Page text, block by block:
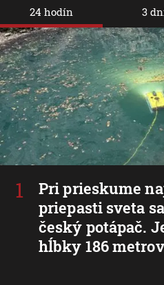
24 hodín
Pri prieskume
priepasti sveta
český potápač.
hĺbky 186 metrov
3